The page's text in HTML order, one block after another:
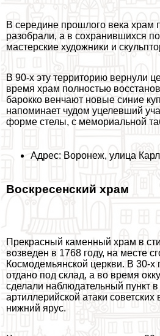
В середине прошлого века храм
разобрали, а в сохранившихся
мастерские художники и
В 90-х эту территорию вернули
время храм полностью
барокко венчают новые синие
напоминает чудом уцелевший
форме стелы, с мемориальной
Адрес: Воронеж, улица
Воскресенский храм
Прекрасный каменный храм в
возведен в 1768 году, на месте
Космодемьянской церкви. В 30-х
отдано под склад, а во время
сделали наблюдательный пункт
артиллерийской атаки советских
нижний ярус.